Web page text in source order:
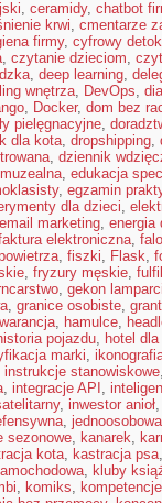
, ceramidy, chatbot
krwi, cmentarze
firmy, cyfrowy
, czytanie dzieciom,
, deep learning,
wnętrza, DevOps,
, Docker, dom bez
pielęgnacyjne,
dla kota, dropshipping,
, dziennik
, edukacja
, egzamin
dla dzieci,
email marketing, energia
elektroniczna,
, fiszki, Flask,
, fryzury męskie,
, gekon
, granice osobiste,
, hamulce,
pojazdu, hotel
marki,
instrukcje stanowiskowe
, integracje API ,
, inwestor anioł
,
sezonowe, kanarek,
kota, kastracja psa
, kluby
, komiks,